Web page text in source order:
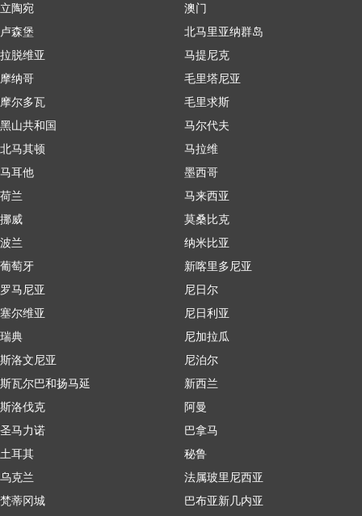
立陶宛
卢森堡
拉脱维亚
摩纳哥
摩尔多瓦
黑山共和国
北马其顿
马耳他
荷兰
挪威
波兰
葡萄牙
罗马尼亚
塞尔维亚
瑞典
斯洛文尼亚
斯瓦尔巴和扬马延
斯洛伐克
圣马力诺
土耳其
乌克兰
梵蒂冈城
澳门
北马里亚纳群岛
马提尼克
毛里塔尼亚
毛里求斯
马尔代夫
马拉维
墨西哥
马来西亚
莫桑比克
纳米比亚
新喀里多尼亚
尼日尔
尼日利亚
尼加拉瓜
尼泊尔
新西兰
阿曼
巴拿马
秘鲁
法属玻里尼西亚
巴布亚新几内亚